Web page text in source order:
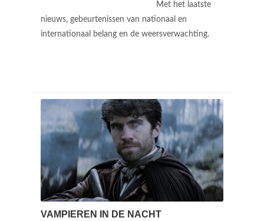
Met het laatste
nieuws, gebeurtenissen van nationaal en
internationaal belang en de weersverwachting.
VAMPIEREN IN DE NACHT